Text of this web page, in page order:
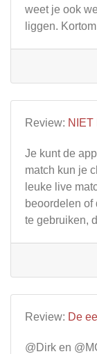
weet je ook
liggen.
Review: NIET
Je kunt de
match kun je
leuke live
beoordelen of
te gebruiken,
Review: De
@Dirk en